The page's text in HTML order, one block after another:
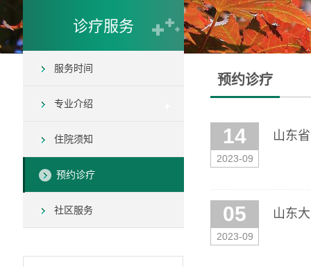
诊疗服务
服务时间
专业介绍
住院须知
预约诊疗
社区服务
预约诊疗
14
2023-09
山东
05
2023-09
山东